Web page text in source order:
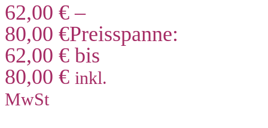
62,00 € –
80,00 €Preisspanne:
62,00 € bis
80,00 € inkl.
MwSt